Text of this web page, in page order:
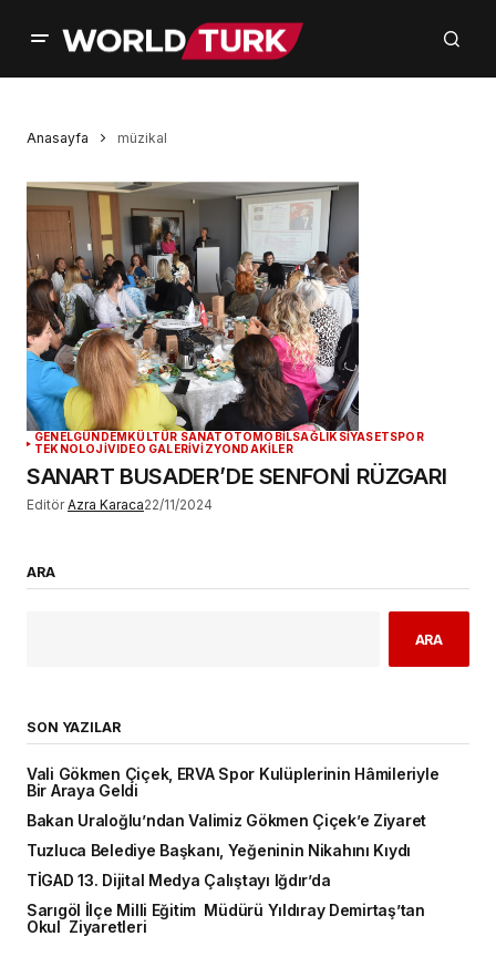
Anasayfa müzikal
GENELGÜNDEMKÜLTÜR SANAT OTOMOBİLSAĞLIK SİYASETSPOR
TEKNOLOJİVIDEO GALERİVİZYONDAKİLER
SANART BUSADER’DE SENFONİ RÜZGARI
Editör Azra Karaca22/11/2024
ARA
ARA
SON YAZILAR
Vali Gökmen Çiçek, ERVA Spor Kulüplerinin Hâmileriyle
Bir Araya Geldi
Bakan Uraloğlu’ndan Valimiz Gökmen Çiçek’e Ziyaret
Tuzluca Belediye Başkanı, Yeğeninin Nikahını Kıydı
TİGAD 13. Dijital Medya Çalıştayı Iğdır’da
Sarıgöl İlçe Milli Eğitim Müdürü Yıldıray Demirtaş’tan
Okul Ziyaretleri